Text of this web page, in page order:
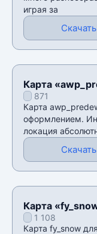
играя за
Скачать
Карта
871
Карта
оформлением.
локация
Скачать
Карта
1 108
Карта fy_snow